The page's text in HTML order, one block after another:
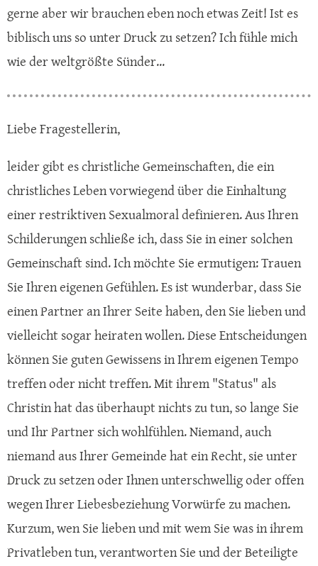
gerne aber wir brauchen eben noch etwas Zeit! Ist es
biblisch uns so unter Druck zu setzen? Ich fühle mich
wie der weltgrößte Sünder...
Liebe Fragestellerin,
leider gibt es christliche Gemeinschaften, die ein
christliches Leben vorwiegend über die Einhaltung
einer restriktiven Sexualmoral definieren. Aus Ihren
Schilderungen schließe ich, dass Sie in einer solchen
Gemeinschaft sind. Ich möchte Sie ermutigen: Trauen
Sie Ihren eigenen Gefühlen. Es ist wunderbar, dass Sie
einen Partner an Ihrer Seite haben, den Sie lieben und
vielleicht sogar heiraten wollen. Diese Entscheidungen
können Sie guten Gewissens in Ihrem eigenen Tempo
treffen oder nicht treffen. Mit ihrem "Status" als
Christin hat das überhaupt nichts zu tun, so lange Sie
und Ihr Partner sich wohlfühlen. Niemand, auch
niemand aus Ihrer Gemeinde hat ein Recht, sie unter
Druck zu setzen oder Ihnen unterschwellig oder offen
wegen Ihrer Liebesbeziehung Vorwürfe zu machen.
Kurzum, wen Sie lieben und mit wem Sie was in ihrem
Privatleben tun, verantworten Sie und der Beteiligte